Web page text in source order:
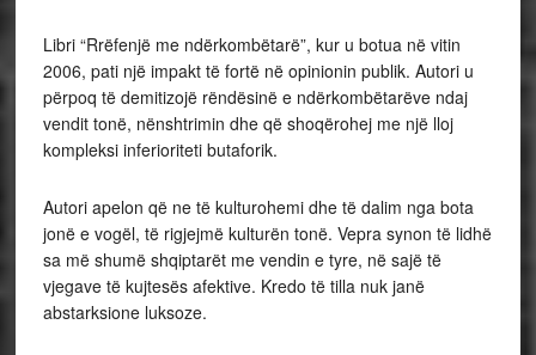
Libri “Rrëfenjë me ndërkombëtarë”, kur u botua në vitin
2006, pati një impakt të fortë në opinionin publik. Autori u
përpoq të demitizojë rëndësinë e ndërkombëtarëve ndaj
vendit tonë, nënshtrimin dhe që shoqërohej me një lloj
kompleksi inferioriteti butaforik.
Autori apelon që ne të kulturohemi dhe të dalim nga bota
jonë e vogël, të rigjejmë kulturën tonë. Vepra synon të lidhë
sa më shumë shqiptarët me vendin e tyre, në sajë të
vjegave të kujtesës afektive. Kredo të tilla nuk janë
abstarksione luksoze.